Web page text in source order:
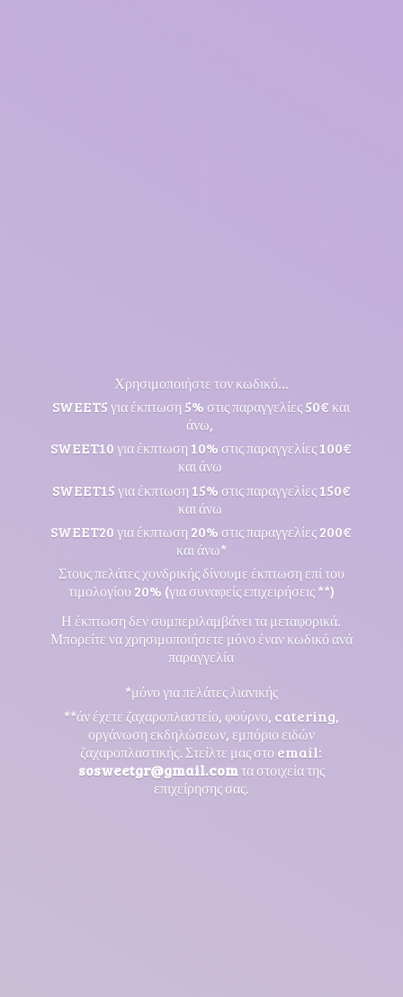
Χρησιμοποιήστε τον κωδικό...
SWEET5 για έκπτωση 5% στις παραγγελίες 50€ και
άνω,
SWEET10 για έκπτωση 10% στις παραγγελίες 100€
και άνω
SWEET15 για έκπτωση 15% στις παραγγελίες 150€
και άνω
SWEET20 για έκπτωση 20% στις παραγγελίες 200€
και άνω*
Στους πελάτες χονδρικής δίνουμε έκπτωση επί του
τιμολογίου 20% (για συναφείς επιχειρήσεις **)
Η έκπτωση δεν συμπεριλαμβάνει τα μεταφορικά.
Μπορείτε να χρησιμοποιήσετε μόνο έναν κωδικό ανά
παραγγελία
*μόνο για πελάτες λιανικής
**άν έχετε ζαχαροπλαστείο, φούρνο, catering,
οργάνωση εκδηλώσεων, εμπόριο ειδών
ζαχαροπλαστικής. Στείλτε μας στο email:
sosweetgr@gmail.comτα στοιχεία της
επιχείρησης σας.